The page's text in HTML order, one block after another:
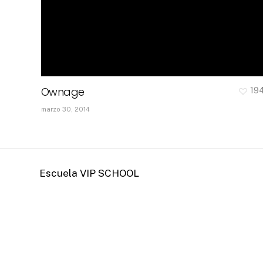
Ownage
marzo 30, 2014
Escuela VIP SCHOOL